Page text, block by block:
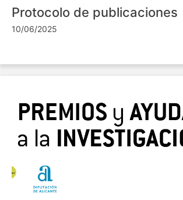
Protocolo de publicaciones
10/06/2025